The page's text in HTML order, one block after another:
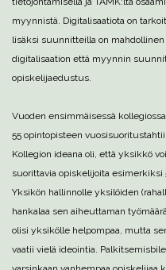
myynnistä. Digitalisaatiota on
lisäksi suunnitteilla on
digitalisaation että myynnin
opiskelijaedustus.
Vuoden ensimmäisessä
55 opintopisteen
Kollegion ideana oli, että yksikkö
suorittavia opiskelijoita
Yksikön hallinnolle yksilöiden
hankalaa sen aiheuttaman
olisi yksikölle helpompaa, mutta
vaatii vielä ideointia.